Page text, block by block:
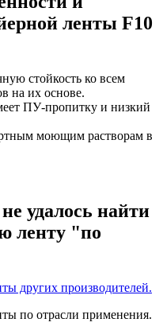
ленты F10
стойкость ко всем
на их основе.
ПУ-пропитку и низкий
моющим растворам в
удалось найти
ленту "по
других производителей.
по отрасли применения.